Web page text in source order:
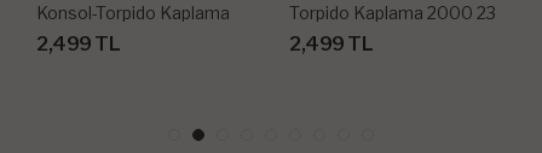
Torpido Kaplama
1995 10 Parça
TL
Torpido Kaplama 2000 23
2,499 TL
Torpido